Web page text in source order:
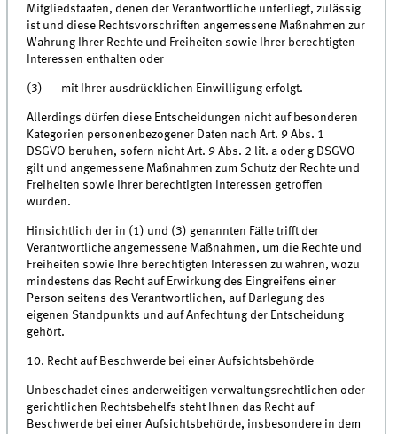
Mitgliedstaaten, denen der Verantwortliche unterliegt, zulässig
ist und diese Rechtsvorschriften angemessene Maßnahmen zur
Wahrung Ihrer Rechte und Freiheiten sowie Ihrer berechtigten
Interessen enthalten oder
(3) mit Ihrer ausdrücklichen Einwilligung erfolgt.
Allerdings dürfen diese Entscheidungen nicht auf besonderen
Kategorien personenbezogener Daten nach Art. 9 Abs. 1
DSGVO beruhen, sofern nicht Art. 9 Abs. 2 lit. a oder g DSGVO
gilt und angemessene Maßnahmen zum Schutz der Rechte und
Freiheiten sowie Ihrer berechtigten Interessen getroffen
wurden.
Hinsichtlich der in (1) und (3) genannten Fälle trifft der
Verantwortliche angemessene Maßnahmen, um die Rechte und
Freiheiten sowie Ihre berechtigten Interessen zu wahren, wozu
mindestens das Recht auf Erwirkung des Eingreifens einer
Person seitens des Verantwortlichen, auf Darlegung des
eigenen Standpunkts und auf Anfechtung der Entscheidung
gehört.
10. Recht auf Beschwerde bei einer Aufsichtsbehörde
Unbeschadet eines anderweitigen verwaltungsrechtlichen oder
gerichtlichen Rechtsbehelfs steht Ihnen das Recht auf
Beschwerde bei einer Aufsichtsbehörde, insbesondere in dem